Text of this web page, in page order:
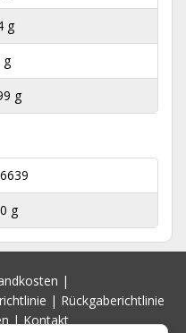
g
g
g
g
|
| Rückgaberichtlinie
|Kontakt